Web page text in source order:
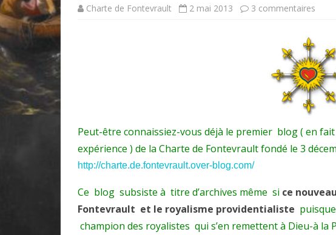
Charte de Fontevrault 2 mai 2013 3 commentaires
POST
DE
SITE.
2
A.D.
Peut-être connaissiez-vous déjà le premier blog ( en
expérience ) de la Charte de Fontevrault fondé le 3
http://charte.de.fontevrault.over-blog.com/
Ce blog subsiste à titre d’archives même si ce
Fontevrault et le royalisme providentialiste
champion des royalistes qui s’en remettent à Dieu-à